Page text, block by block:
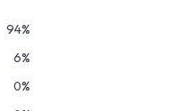
94%
6%
0%